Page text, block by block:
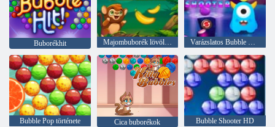
Buborékhit Majombuborék lövöldözős Varázslatos Bubble Shooter
Bubble Pop története Cica buborékok Bubble Shooter HD